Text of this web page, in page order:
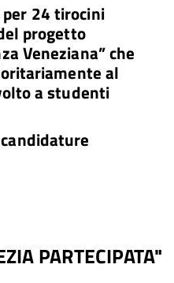
per 24 tirocini
progetto
Veneziana” che
al
a studenti
PARTECIPATA"